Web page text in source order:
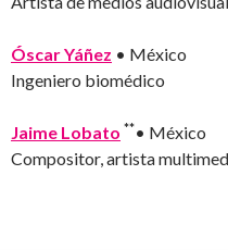
Óscar Yáñez • México
Ingeniero biomédico
Jaime Lobato **• México
Compositor, artista